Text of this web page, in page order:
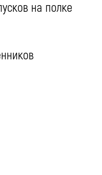
на полке